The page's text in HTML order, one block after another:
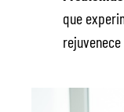
que